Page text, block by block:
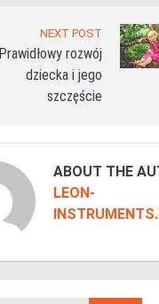
NEXT POST
Prawidłowy rozwój
dziecka i jego
szczęście
ABOUT THE
LEON-